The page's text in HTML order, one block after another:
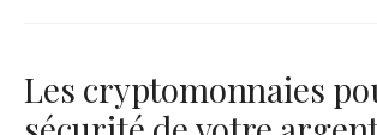
Les cryptomonnaies